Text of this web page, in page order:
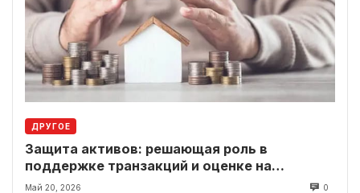
ДРУГОЕ
Защита активов: решающая роль в
поддержке транзакций и оценке на
современном рынке
Май 20, 2026 0